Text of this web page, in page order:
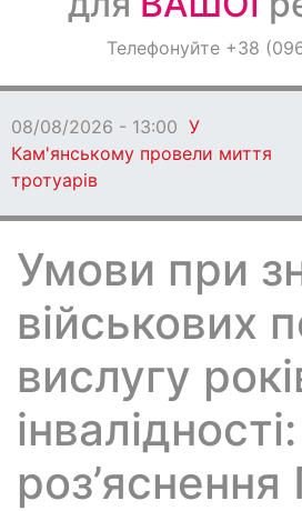
ОголошенняТелефонуйте +38
08/08/2026 - 13:00 У
Кам'янському провели миття
тротуарів
Умови при
військових
вислугу
інвалідності: